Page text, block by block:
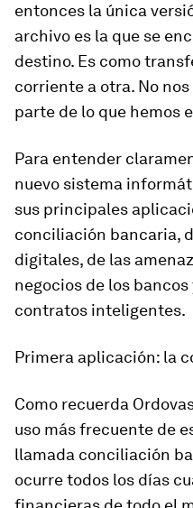
entonces la única
archivo es la que se
destino. Es como
corriente a otra. No
parte de lo que hemos
Para entender
nuevo sistema
sus principales
conciliación bancaria,
digitales, de las
negocios de los
contratos inteligentes.
Primera aplicación: la
Como recuerda
uso más frecuente de
llamada conciliación
ocurre todos los días